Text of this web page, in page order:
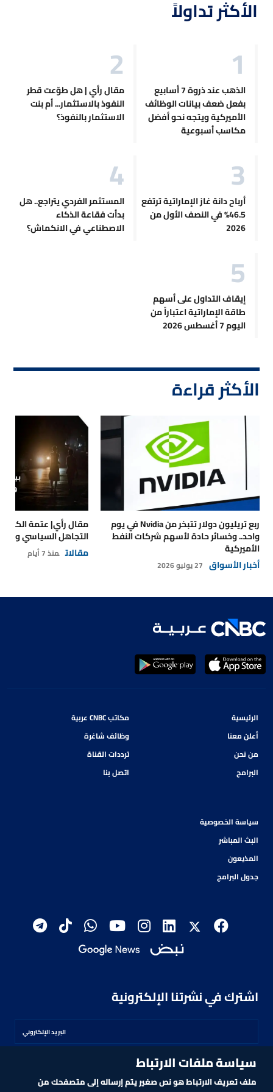
الأكثر تداولاً
الذهب عند ذروة 7 أسابيع
بفعل ضعف بيانات الوظائف
الأميركية ويتجه نحو أفضل
مكاسب أسبوعية
مقال رأي | هل طوّعت قطر
النفوذ بالاستثمار... أم بنت
الاستثمار بالنفوذ؟
أرباح دانة غاز الإماراتية ترتفع
46.5% في النصف الأول من
2026
المستثمر الفردي يتراجع.. هل
بدأت فقاعة الذكاء
الاصطناعي في الانكماش؟
إيقاف التداول على أسهم
طاقة الإماراتية اعتباراً من
اليوم 7 أغسطس 2026
الأكثر قراءة
ربع تريليون دولار تتبخر من Nvidia في يوم
واحد.. وخسائر حادة لأسهم شركات النفط
الأميركية
أخبار الأسواق 27 يوليو 2026
مقال رأي| عتمة
التجاهل السياسي
مقالات منذ 7 أيام
الرئيسية
أعلن معنا
من نحن
البرامج
مكاتب CNBC عربية
وظائف شاغرة
ترددات القناة
اتصل بنا
سياسة الخصوصية
البث المباشر
المذيعون
جدول البرامج
اشترك في نشرتنا الإلكترونية
اشترك
سياسة ملفات الارتباط
ملف تعريف الارتباط هو نص صغير يتم إرساله إلى متصفحك من